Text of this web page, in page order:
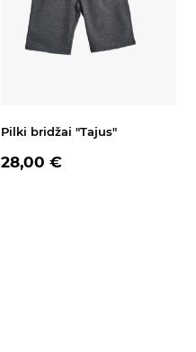
Pilki bridžai "Tajus"
28,00 €